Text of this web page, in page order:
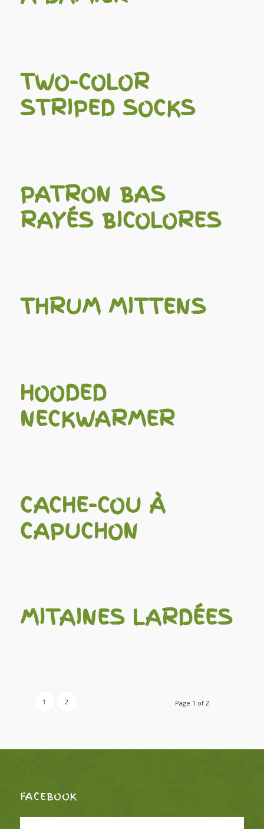
TWO-COLOR
STRIPED SOCKS
PATRON BAS
RAYÉS BICOLORES
THRUM MITTENS
HOODED
NECKWARMER
CACHE-COU À
CAPUCHON
MITAINES LARDÉES
Page 1 of 2
1 2
FACEBOOK